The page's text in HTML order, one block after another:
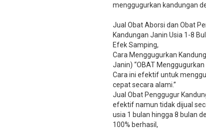
menggugurkan kandungan
Jual Obat Aborsi dan Obat
Kandungan Janin Usia 1-8
Efek Samping,
Cara Menggugurkan
Janin) “OBAT
Cara ini efektif untuk
cepat secara alami.”
Jual Obat Penggugur
efektif namun tidak dijual
usia 1 bulan hingga 8 bulan
100% berhasil,